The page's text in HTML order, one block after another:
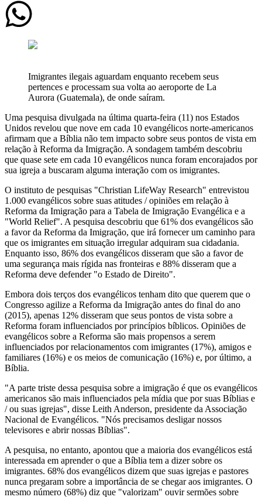
Imigrantes ilegais aguardam enquanto recebem seus
pertences e processam sua volta ao aeroporte de La
Aurora (Guatemala), de onde saíram.
Uma pesquisa divulgada na última quarta-feira (11) nos Estados
Unidos revelou que nove em cada 10 evangélicos norte-americanos
afirmam que a Bíblia não tem impacto sobre seus pontos de vista em
relação à Reforma da Imigração. A sondagem também descobriu
que quase sete em cada 10 evangélicos nunca foram encorajados por
sua igreja a buscaram alguma interação com os imigrantes.
O instituto de pesquisas "Christian LifeWay Research" entrevistou
1.000 evangélicos sobre suas atitudes / opiniões em relação à
Reforma da Imigração para a Tabela de Imigração Evangélica e a
"World Relief". A pesquisa descobriu que 61% dos evangélicos são
a favor da Reforma da Imigração, que irá fornecer um caminho para
que os imigrantes em situação irregular adquiram sua cidadania.
Enquanto isso, 86% dos evangélicos disseram que são a favor de
uma segurança mais rígida nas fronteiras e 88% disseram que a
Reforma deve defender "o Estado de Direito".
Embora dois terços dos evangélicos tenham dito que querem que o
Congresso agilize a Reforma da Imigração antes do final do ano
(2015), apenas 12% disseram que seus pontos de vista sobre a
Reforma foram influenciados por princípios bíblicos. Opiniões de
evangélicos sobre a Reforma são mais propensos a serem
influenciados por relacionamentos com imigrantes (17%), amigos e
familiares (16%) e os meios de comunicação (16%) e, por último, a
Bíblia.
"A parte triste dessa pesquisa sobre a imigração é que os evangélicos
americanos são mais influenciados pela mídia que por suas Bíblias e
/ ou suas igrejas", disse Leith Anderson, presidente da Associação
Nacional de Evangélicos. "Nós precisamos desligar nossos
televisores e abrir nossas Bíblias".
A pesquisa, no entanto, apontou que a maioria dos evangélicos está
interessada em aprender o que a Bíblia tem a dizer sobre os
imigrantes. 68% dos evangélicos dizem que suas igrejas e pastores
nunca pregaram sobre a importância de se chegar aos imigrantes. O
mesmo número (68%) diz que "valorizam" ouvir sermões sobre